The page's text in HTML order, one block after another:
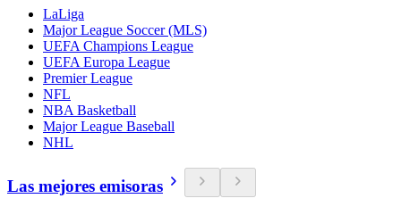
LaLiga
Major League Soccer (MLS)
UEFA Champions League
UEFA Europa League
Premier League
NFL
NBA Basketball
Major League Baseball
NHL
Las mejores emisoras